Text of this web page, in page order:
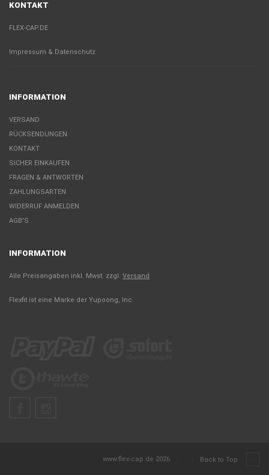
KONTAKT
FLEX-CAP.DE
Impressum & Datenschutz
INFORMATION
VERSAND
RÜCKSENDUNGEN
KONTAKT
SICHER EINKAUFEN
FRAGEN & ANTWORTEN
ZAHLUNGSARTEN
WIDERRUF ANMELDEN
AGB'S
INFORMATION
Alle Preisangaben inkl. Mwst. zzgl. Versand
Flexfit ist eine Marke der Yupoong, Inc.
www.flex-cap.de 2026 Back to Top